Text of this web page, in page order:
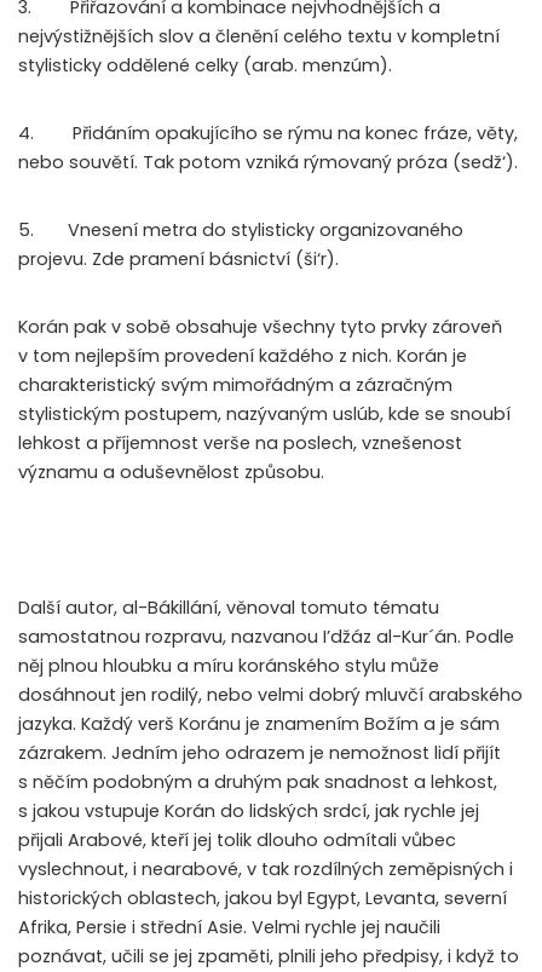
3. Přiřazování a kombinace nejvhodnějších a
nejvýstižnějších slov a členění celého textu v kompletní
stylisticky oddělené celky (arab. menzúm).
4. Přidáním opakujícího se rýmu na konec fráze, věty,
nebo souvětí. Tak potom vzniká rýmovaný próza (sedž‘).
5. Vnesení metra do stylisticky organizovaného
projevu. Zde pramení básnictví (ši‘r).
Korán pak v sobě obsahuje všechny tyto prvky zároveň
v tom nejlepším provedení každého z nich. Korán je
charakteristický svým mimořádným a zázračným
stylistickým postupem, nazývaným uslúb, kde se snoubí
lehkost a příjemnost verše na poslech, vznešenost
významu a oduševnělost způsobu.
Další autor, al-Bákillání, věnoval tomuto tématu
samostatnou rozpravu, nazvanou I’džáz al-Kur´án. Podle
něj plnou hloubku a míru koránského stylu může
dosáhnout jen rodilý, nebo velmi dobrý mluvčí arabského
jazyka. Každý verš Koránu je znamením Božím a je sám
zázrakem. Jedním jeho odrazem je nemožnost lidí přijít
s něčím podobným a druhým pak snadnost a lehkost,
s jakou vstupuje Korán do lidských srdcí, jak rychle jej
přijali Arabové, kteří jej tolik dlouho odmítali vůbec
vyslechnout, i nearabové, v tak rozdílných zeměpisných i
historických oblastech, jakou byl Egypt, Levanta, severní
Afrika, Persie i střední Asie. Velmi rychle jej naučili
poznávat, učili se jej zpaměti, plnili jeho předpisy, i když to